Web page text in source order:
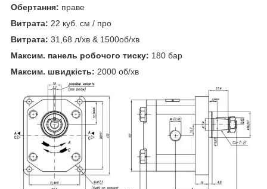
Обертання: праве
Витрата: 22 куб. см / про
Витрата: 31,68 л/хв & 1500об/хв
Максим. панель робочого тиску: 180 бар
Максим. швидкість: 2000 об/хв